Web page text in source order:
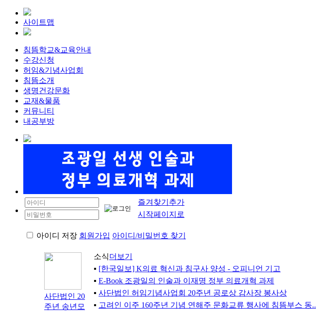
사이트맵
침뜸학교&교육안내
수강신청
허임&기념사업회
침뜸소개
생명건강문화
교재&물품
커뮤니티
내공부방
즐겨찾기추가
시작페이지로
아이디 저장 회원가입 아이디/비밀번호 찾기
사단법인 20
주년 송년모
소식더보기
▪ [한국일보] K의료 혁신과 침구사 양성 - 오피니언 기고
▪ E-Book 조광일의 인술과 이재명 정부 의료개혁 과제
▪ 사단법인 허임기념사업회 20주년 공로상 감사장 봉사상
▪ 고려인 이주 160주년 기념 연해주 문화교류 행사에 침뜸부스 동..